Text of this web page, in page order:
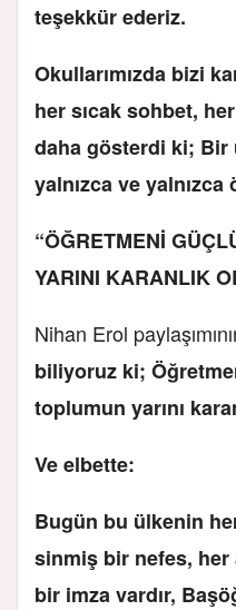
teşekkür ederiz.
Okullarımızda bizi
her sıcak sohbet,
daha gösterdi ki; Bir
yalnızca ve
“ÖĞRETMENİ
YARINI KARANLIK
Nihan Erol
biliyoruz ki;
toplumun yarını
Ve elbette:
Bugün bu ülkenin her
sinmiş bir nefes,
bir imza vardır,